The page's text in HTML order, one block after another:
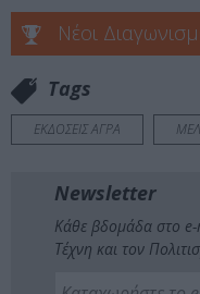
Νέοι
Tags
ΕΚΔΟΣΕΙΣ ΑΓΡΑ
Newsletter
Κάθε βδομάδα στο e-
Τέχνη και τον